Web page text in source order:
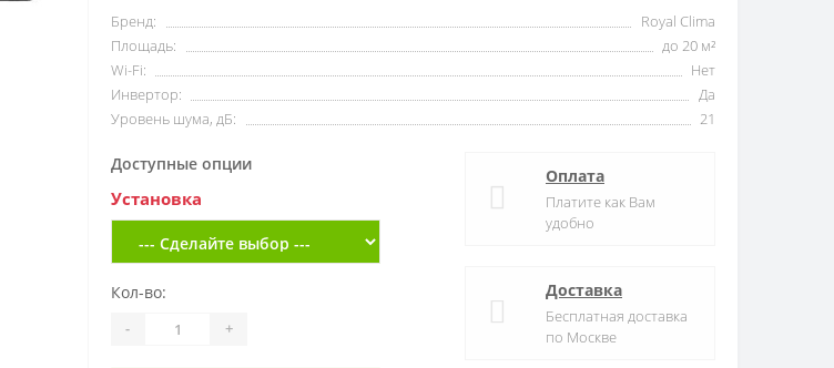
Бренд:
Royal Clima
Площадь:
до 20 м²
Wi-Fi:
Нет
Инвертор:
Да
Уровень шума, дБ:
21
Доступные опции
Установка
Кол-во:
- +
Оплата
Платите как Вам
удобно
Доставка
Бесплатная доставка
по Москве